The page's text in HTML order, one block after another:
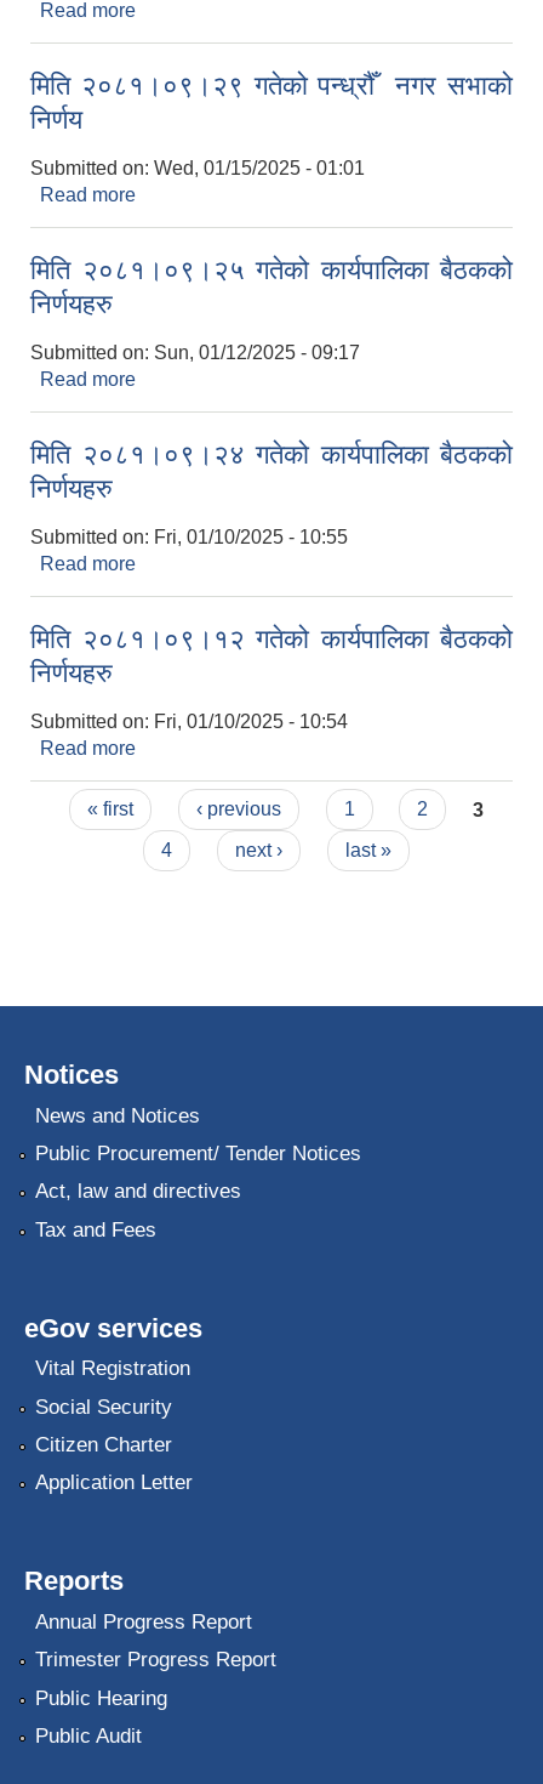
Read more
मिति २०८१।०९।२९ गतेको पन्ध्रौँ ‌ नगर सभाको
निर्णय
Submitted on: Wed, 01/15/2025 - 01:01
Read more
मिति २०८१।०९।२५ गतेको कार्यपालिका बैठकको
निर्णयहरु
Submitted on: Sun, 01/12/2025 - 09:17
Read more
मिति २०८१।०९।२४ गतेको कार्यपालिका बैठकको
निर्णयहरु
Submitted on: Fri, 01/10/2025 - 10:55
Read more
मिति २०८१।०९।१२ गतेको कार्यपालिका बैठकको
निर्णयहरु
Submitted on: Fri, 01/10/2025 - 10:54
Read more
Pages
« first ‹ previous 1 2
3
4
next › last »
Notices
News and Notices
Public Procurement/ Tender Notices
Act, law and directives
Tax and Fees
eGov services
Vital Registration
Social Security
Citizen Charter
Application Letter
Reports
Annual Progress Report
Trimester Progress Report
Public Hearing
Public Audit